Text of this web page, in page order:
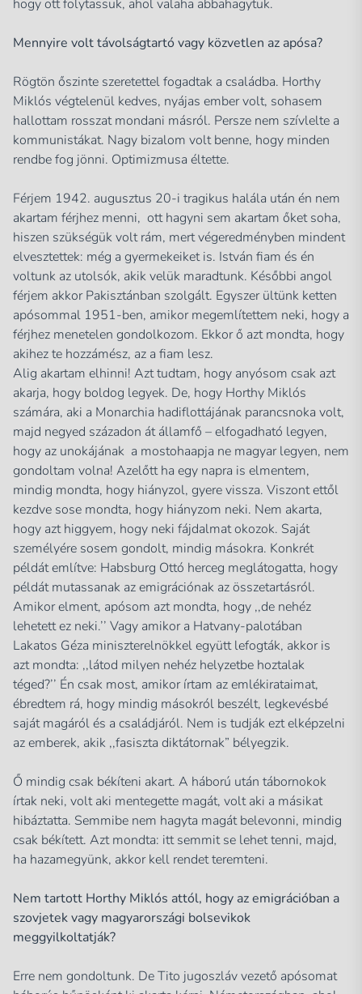
hogy ott folytassuk, ahol valaha abbahagytuk.
Mennyire volt távolságtartó vagy közvetlen az apósa?
Rögtön őszinte szeretettel fogadtak a családba. Horthy
Miklós végtelenül kedves, nyájas ember volt, sohasem
hallottam rosszat mondani másról. Persze nem szívlelte a
kommunistákat. Nagy bizalom volt benne, hogy minden
rendbe fog jönni. Optimizmusa éltette.
Férjem 1942. augusztus 20-i tragikus halála után én nem
akartam férjhez menni, ott hagyni sem akartam őket soha,
hiszen szükségük volt rám, mert végeredményben mindent
elvesztettek: még a gyermekeiket is. István fiam és én
voltunk az utolsók, akik velük maradtunk. Későbbi angol
férjem akkor Pakisztánban szolgált. Egyszer ültünk ketten
apósommal 1951-ben, amikor megemlítettem neki, hogy a
férjhez menetelen gondolkozom. Ekkor ő azt mondta, hogy
akihez te hozzámész, az a fiam lesz.
Alig akartam elhinni! Azt tudtam, hogy anyósom csak azt
akarja, hogy boldog legyek. De, hogy Horthy Miklós
számára, aki a Monarchia hadiflottájának parancsnoka volt,
majd negyed századon át államfő – elfogadható legyen,
hogy az unokájának a mostohaapja ne magyar legyen, nem
gondoltam volna! Azelőtt ha egy napra is elmentem,
mindig mondta, hogy hiányzol, gyere vissza. Viszont ettől
kezdve sose mondta, hogy hiányzom neki. Nem akarta,
hogy azt higgyem, hogy neki fájdalmat okozok. Saját
személyére sosem gondolt, mindig másokra. Konkrét
példát említve: Habsburg Ottó herceg meglátogatta, hogy
példát mutassanak az emigrációnak az összetartásról.
Amikor elment, apósom azt mondta, hogy ,,de nehéz
lehetett ez neki.’’ Vagy amikor a Hatvany-palotában
Lakatos Géza miniszterelnökkel együtt lefogták, akkor is
azt mondta: ,,látod milyen nehéz helyzetbe hoztalak
téged?’’ Én csak most, amikor írtam az emlékirataimat,
ébredtem rá, hogy mindig másokról beszélt, legkevésbé
saját magáról és a családjáról. Nem is tudják ezt elképzelni
az emberek, akik ,,fasiszta diktátornak” bélyegzik.
Ő mindig csak békíteni akart. A háború után tábornokok
írtak neki, volt aki mentegette magát, volt aki a másikat
hibáztatta. Semmibe nem hagyta magát belevonni, mindig
csak békített. Azt mondta: itt semmit se lehet tenni, majd,
ha hazamegyünk, akkor kell rendet teremteni.
Nem tartott Horthy Miklós attól, hogy az emigrációban a
szovjetek vagy magyarországi bolsevikok
meggyilkoltatják?
Erre nem gondoltunk. De Tito jugoszláv vezető apósomat